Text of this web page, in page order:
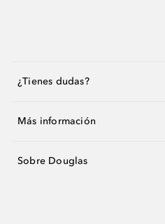
¿Tienes dudas?
Más información
Sobre Douglas